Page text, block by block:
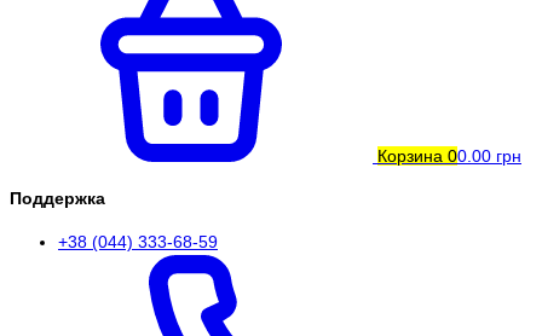
Корзина 00.00 грн
Поддержка
+38 (044) 333-68-59